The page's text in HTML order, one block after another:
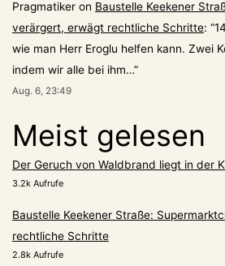
Pragmatiker on Baustelle Keekener
verärgert, erwägt rechtliche Schritte: “
wie man Herr Eroglu helfen kann. Zwei
indem wir alle bei ihm…”
Aug. 6, 23:49
Meist gelesen
Der Geruch von Waldbrand liegt in der
3.2k Aufrufe
Baustelle Keekener Straße:
rechtliche Schritte
2.8k Aufrufe